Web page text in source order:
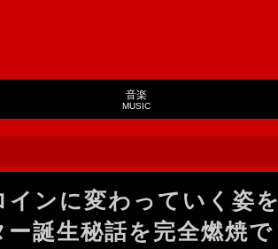
音楽
MUSIC
ンに変わっていく姿を
誕生秘話を完全燃焼で